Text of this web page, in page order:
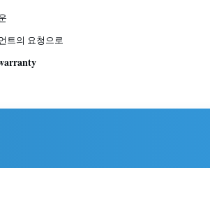
트의 요청으로